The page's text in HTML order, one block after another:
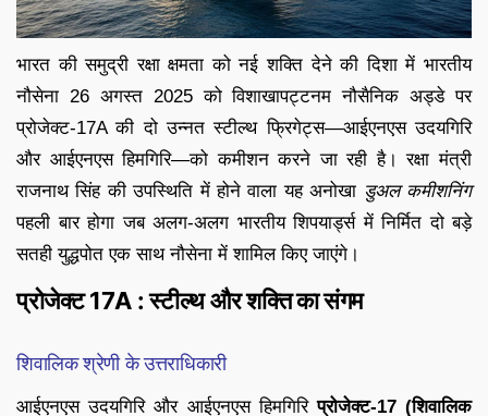
भारत की समुद्री रक्षा क्षमता को नई शक्ति देने की दिशा में भारतीय
नौसेना 26 अगस्त 2025 को विशाखापट्टनम नौसैनिक अड्डे पर
प्रोजेक्ट-17A की दो उन्नत स्टील्थ फ्रिगेट्स—आईएनएस उदयगिरि
और आईएनएस हिमगिरि—को कमीशन करने जा रही है। रक्षा मंत्री
राजनाथ सिंह की उपस्थिति में होने वाला यह अनोखा डुअल कमीशनिंग
पहली बार होगा जब अलग-अलग भारतीय शिपयार्ड्स में निर्मित दो बड़े
सतही युद्धपोत एक साथ नौसेना में शामिल किए जाएंगे।
प्रोजेक्ट 17A : स्टील्थ और शक्ति का संगम
शिवालिक श्रेणी के उत्तराधिकारी
आईएनएस उदयगिरि और आईएनएस हिमगिरिप्रोजेक्ट-17 (शिवालिक